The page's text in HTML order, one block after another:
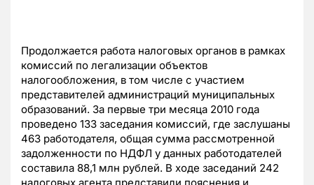
Продолжается работа налоговых органов в рамках
комиссий по легализации объектов
налогообложения, в том числе с участием
представителей администраций муниципальных
образований. За первые три месяца 2010 года
проведено 133 заседания комиссий, где заслушаны
463 работодателя, общая сумма рассмотренной
задолженности по НДФЛ у данных работодателей
составила 88,1 млн рублей. В ходе заседаний 242